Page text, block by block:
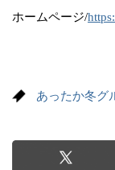
ホームページ/
あったか冬グ